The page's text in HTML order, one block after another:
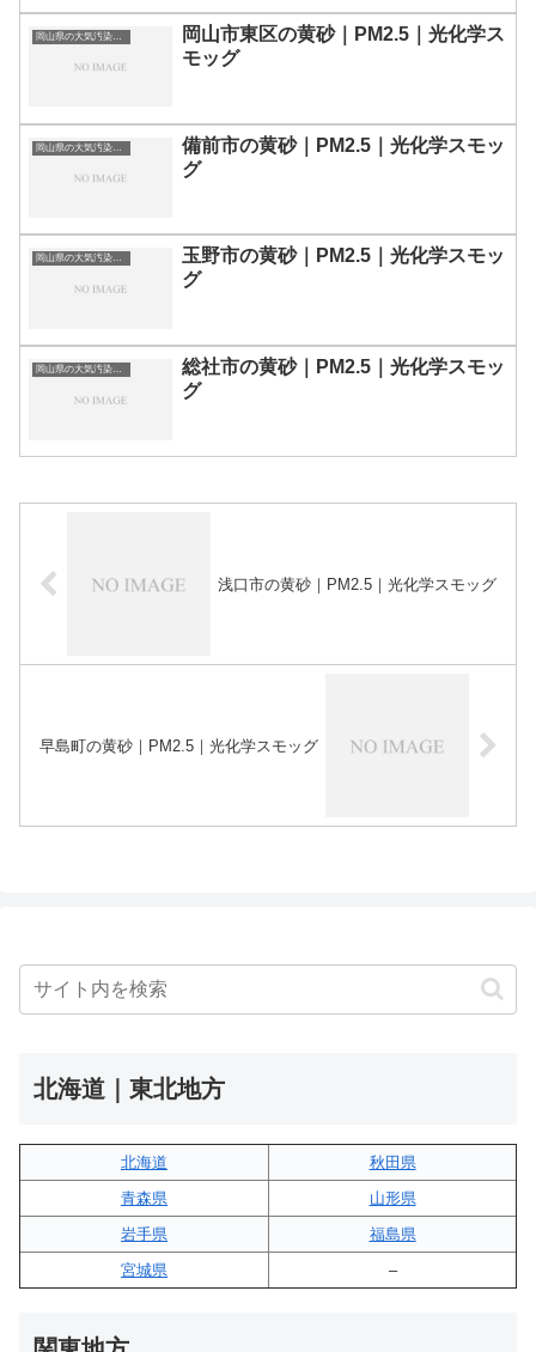
岡山県の大気汚染・PM2.5・黄砂・エアロゾルの数値
岡山市東区の黄砂｜PM2.5｜光化学ス
モッグ
岡山県の大気汚染・PM2.5・黄砂・エアロゾルの数値
備前市の黄砂｜PM2.5｜光化学スモッ
グ
岡山県の大気汚染・PM2.5・黄砂・エアロゾルの数値
玉野市の黄砂｜PM2.5｜光化学スモッ
グ
岡山県の大気汚染・PM2.5・黄砂・エアロゾルの数値
総社市の黄砂｜PM2.5｜光化学スモッ
グ
浅口市の黄砂｜PM2.5｜光化学スモッグ
早島町の黄砂｜PM2.5｜光化学スモッグ
北海道｜東北地方
北海道
秋田県
青森県
山形県
岩手県
福島県
宮城県
–